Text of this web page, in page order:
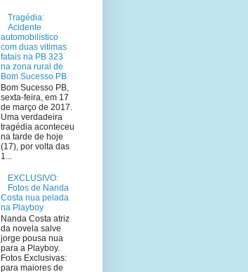
Tragédia:
Acidente
automobilístico
com duas vitimas
fatais na PB 323
na zona rural de
Bom Sucesso PB
Bom Sucesso PB,
sexta-feira, em 17
de março de 2017.
Uma verdadeira
tragédia aconteceu
na tarde de hoje
(17), por volta das
1...
EXCLUSIVO:
Fotos de Nanda
Costa nua pelada
na Playboy
Nanda Costa atriz
da novela salve
jorge pousa nua
para a Playboy.
Fotos Exclusivas:
para maiores de